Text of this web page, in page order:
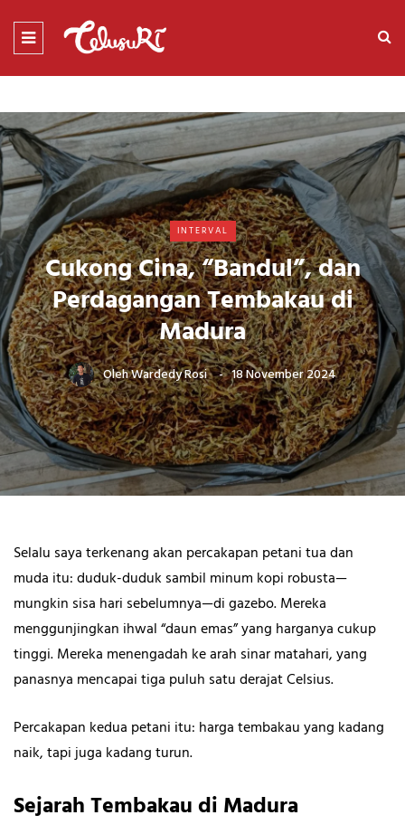
INTERVAL
Cukong Cina, “Bandul”, dan
Perdagangan Tembakau di
Madura
OlehWardedy Rosi 18 November 2024
Selalu saya terkenang akan percakapan petani tua dan
muda itu: duduk-duduk sambil minum kopi robusta—
mungkin sisa hari sebelumnya—di gazebo. Mereka
menggunjingkan ihwal “daun emas” yang harganya cukup
tinggi. Mereka menengadah ke arah sinar matahari, yang
panasnya mencapai tiga puluh satu derajat Celsius.
Percakapan kedua petani itu: harga tembakau yang kadang
naik, tapi juga kadang turun.
Sejarah Tembakau di Madura